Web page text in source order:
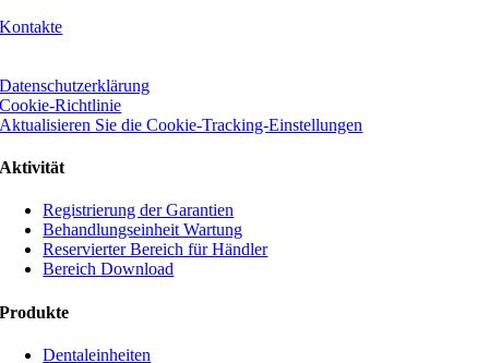
Kontakte
Datenschutzerklärung
Cookie-Richtlinie
Aktualisieren Sie die Cookie-Tracking-Einstellungen
Aktivität
Registrierung der Garantien
Behandlungseinheit Wartung
Reservierter Bereich für Händler
Bereich Download
Produkte
Dentaleinheiten